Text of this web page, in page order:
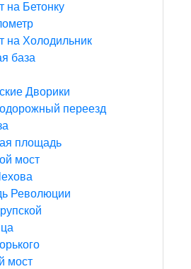
на Бетонку
на Холодильник
база
Дворики
переезд
площадь
мост
Революции
мост